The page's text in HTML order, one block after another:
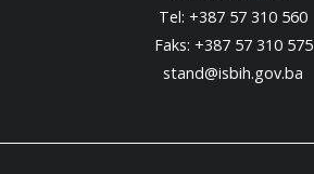
Tel: +387 57 310 560
Faks: +387 57 310 575
stand@isbih.gov.ba